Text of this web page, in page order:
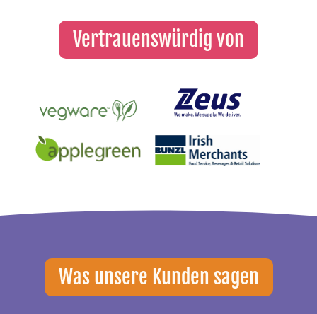
Vertrauenswürdig von
Was unsere Kunden sagen